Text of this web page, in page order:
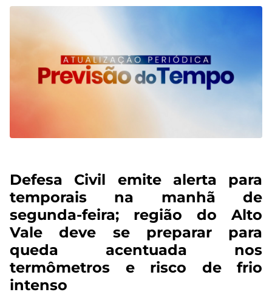
Defesa Civil emite alerta para
temporais na manhã de
segunda-feira; região do Alto
Vale deve se preparar para
queda acentuada nos
termômetros e risco de frio
intenso